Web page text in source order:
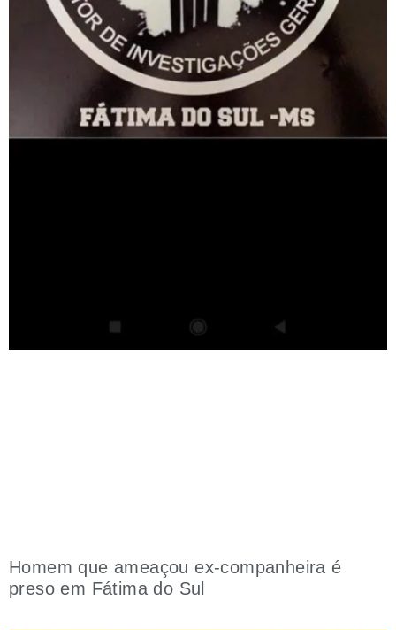
Homem que ameaçou ex-companheira é
preso em Fátima do Sul